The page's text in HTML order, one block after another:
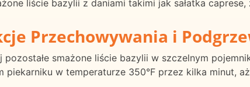
liście bazylii z daniami takimi jak sałatka
Przechowywania i
pozostałe smażone liście bazylii w szczelnym
piekarniku w temperaturze 350°F przez kilka minut,